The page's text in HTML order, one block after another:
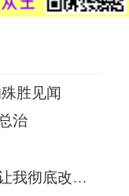
胜见闻
治
彻底改变了